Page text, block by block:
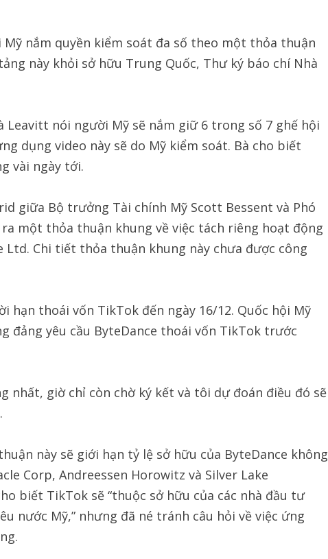
nắm quyền kiểm soát đa số theo một thỏa thuận
này khỏi sở hữu Trung Quốc, Thư ký báo chí Nhà
nói người Mỹ sẽ nắm giữ 6 trong số 7 ghế hội
dụng video này sẽ do Mỹ kiểm soát. Bà cho biết
vài ngày tới.
giữa Bộ trưởng Tài chính Mỹ Scott Bessent và Phó
một thỏa thuận khung về việc tách riêng hoạt động
Chi tiết thỏa thuận khung này chưa được công
hạn thoái vốn TikTok đến ngày 16/12. Quốc hội Mỹ
yêu cầu ByteDance thoái vốn TikTok trước
nhất, giờ chỉ còn chờ ký kết và tôi dự đoán điều đó sẽ
này sẽ giới hạn tỷ lệ sở hữu của ByteDance không
Corp, Andreessen Horowitz và Silver Lake
biết TikTok sẽ “thuộc sở hữu của các nhà đầu tư
nước Mỹ,” nhưng đã né tránh câu hỏi về việc ứng